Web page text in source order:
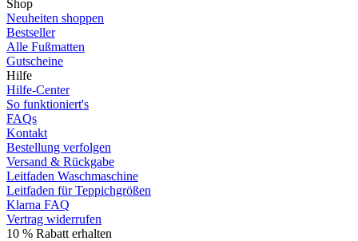
Shop
Neuheiten shoppen
Bestseller
Alle Fußmatten
Gutscheine
Hilfe
Hilfe-Center
So funktioniert's
FAQs
Kontakt
Bestellung verfolgen
Versand & Rückgabe
Leitfaden Waschmaschine
Leitfaden für Teppichgrößen
Klarna FAQ
Vertrag widerrufen
10 % Rabatt erhalten